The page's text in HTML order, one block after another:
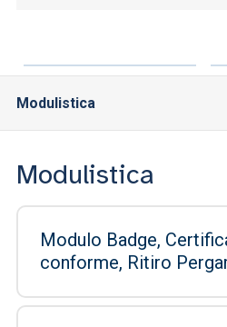
Modulistica
Modulistica
Modulo Badge,
conforme, Ritiro